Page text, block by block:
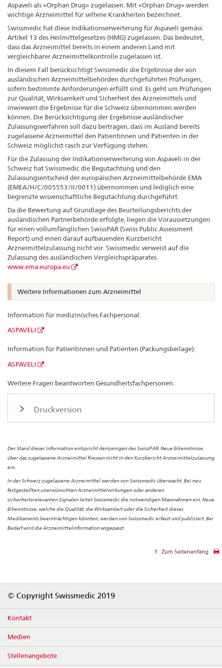
Aspaveli als «Orphan Drug» zugelassen. Mit «Orphan Drug» werden
wichtige Arzneimittel für seltene Krankheiten bezeichnet.
Swissmedic hat diese Indikationserweiterung für Aspaveli gemäss
Artikel 13 des Heilmittelgesetzes (HMG) zugelassen. Das bedeutet,
dass das Arzneimittel bereits in einem anderen Land mit
vergleichbarer Arzneimittelkontrolle zugelassen ist.
In diesem Fall berücksichtigt Swissmedic die Ergebnisse der von
ausländischen Arzneimittelbehörden durchgeführten Prüfungen,
sofern bestimmte Anforderungen erfüllt sind. Es geht um Prüfungen
zur Qualität, Wirksamkeit und Sicherheit des Arzneimittels und
inwieweit die Ergebnisse für die Schweiz übernommen werden
können. Die Berücksichtigung der Ergebnisse ausländischer
Zulassungsverfahren soll dazu beitragen, dass im Ausland bereits
zugelassene Arzneimittel den Patientinnen und Patienten in der
Schweiz möglichst rasch zur Verfügung stehen.
Für die Zulassung der Indikationserweiterung von Aspaveli in der
Schweiz hat Swissmedic die Begutachtung und den
Zulassungsentscheid der europäischen Arzneimittelbehörde EMA
(EMEA/H/C/005553/II/0011) übernommen und lediglich eine
begrenzte wissenschaftliche Begutachtung durchgeführt.
Da die Bewertung auf Grundlage des Beurteilungsberichts der
ausländischen Partnerbehörde erfolgte, liegen die Voraussetzungen
für einen vollumfänglichen SwissPAR (Swiss Public Assessment
Report) und einen darauf aufbauenden Kurzbericht
Arzneimittelzulassung nicht vor. Swissmedic verweist auf die
Zulassung des ausländischen Vergleichspräparates.
www.ema.europa.eu
Weitere Informationen zum Arzneimittel
Information für medizinisches Fachpersonal:
ASPAVELI
Information für Patientinnen und Patienten (Packungsbeilage):
ASPAVELI
Weitere Fragen beantworten Gesundheitsfachpersonen.
Druckversion
Der Stand dieser Information entspricht demjenigen des SwissPAR. Neue Erkenntnisse
über das zugelassene Arzneimittel fliessen nicht in den Kurzbericht Arzneimittelzulassung
ein.
In der Schweiz zugelassene Arzneimittel werden von Swissmedic überwacht. Bei neu
festgestellten unerwünschten Arzneimittelwirkungen oder anderen
sicherheitsrelevanten Signalen leitet Swissmedic die notwendigen Massnahmen ein. Neue
Erkenntnisse, welche die Qualität, die Wirksamkeit oder die Sicherheit dieses
Medikaments beeinträchtigen könnten, werden von Swissmedic erfasst und publiziert. Bei
Bedarf wird die Arzneimittelinformation angepasst.
Zum Seitenanfang
© Copyright Swissmedic 2019
Kontakt
Medien
Stellenangebote